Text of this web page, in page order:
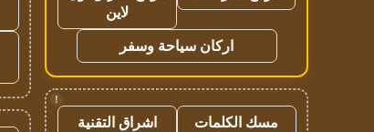
لاين
اركان سياحة وسفر
!
مسك الكلمات
اشراق التقنية